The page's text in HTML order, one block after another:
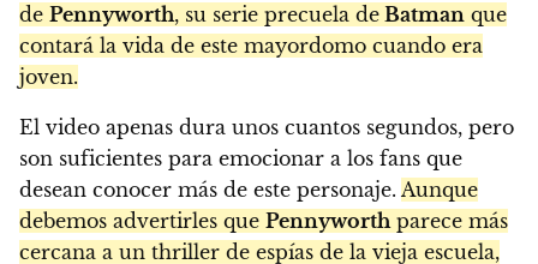
de Pennyworth, su serie precuela de Batman que
contará la vida de este mayordomo cuando era
joven.
El video apenas dura unos cuantos segundos, pero
son suficientes para emocionar a los fans que
desean conocer más de este personaje. Aunque
debemos advertirles que Pennyworth parece más
cercana a un thriller de espías de la vieja escuela,